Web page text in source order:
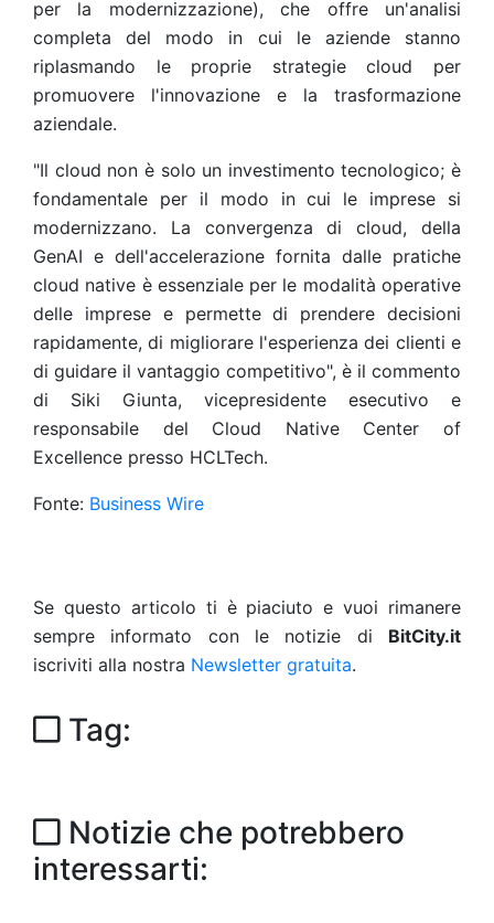
per la modernizzazione), che offre un'analisi
completa del modo in cui le aziende stanno
riplasmando le proprie strategie cloud per
promuovere l'innovazione e la trasformazione
aziendale.
"Il cloud non è solo un investimento tecnologico; è
fondamentale per il modo in cui le imprese si
modernizzano. La convergenza di cloud, della
GenAI e dell'accelerazione fornita dalle pratiche
cloud native è essenziale per le modalità operative
delle imprese e permette di prendere decisioni
rapidamente, di migliorare l'esperienza dei clienti e
di guidare il vantaggio competitivo", è il commento
di Siki Giunta, vicepresidente esecutivo e
responsabile del Cloud Native Center of
Excellence presso HCLTech.
Fonte: Business Wire
Se questo articolo ti è piaciuto e vuoi rimanere
sempre informato con le notizie di BitCity.it
iscriviti alla nostra Newsletter gratuita.
Tag:
Notizie che potrebbero
interessarti: